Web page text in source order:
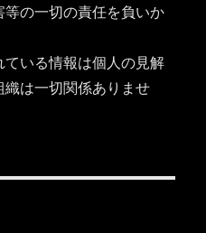
の一切の責任を負いか
いる情報は個人の見解
は一切関係ありませ